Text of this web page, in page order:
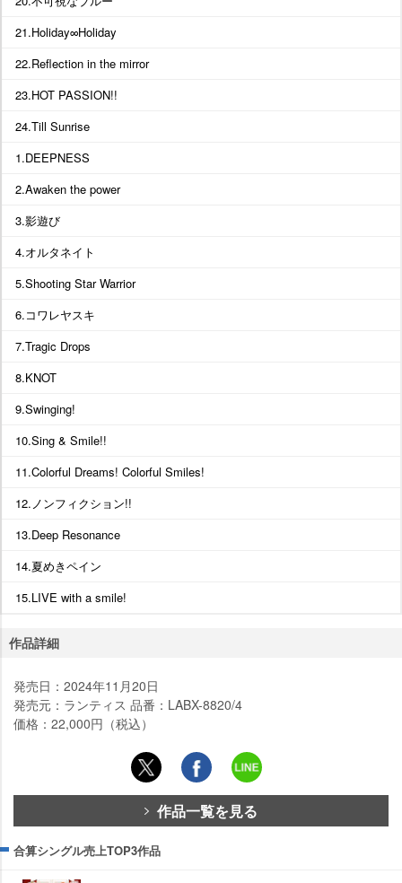
21.Holiday∞Holiday
22.Reflection in the mirror
23.HOT PASSION!!
24.Till Sunrise
1.DEEPNESS
2.Awaken the power
3.影遊び
4.オルタネイト
5.Shooting Star Warrior
6.コワレヤスキ
7.Tragic Drops
8.KNOT
9.Swinging!
10.Sing & Smile!!
11.Colorful Dreams! Colorful Smiles!
12.ノンフィクション!!
13.Deep Resonance
14.夏めきペイン
15.LIVE with a smile!
作品詳細
発売日：2024年11月20日
発売元：ランティス 品番：LABX-8820/4
価格：22,000円（税込）
作品一覧を見る
合算シングル売上TOP3作品